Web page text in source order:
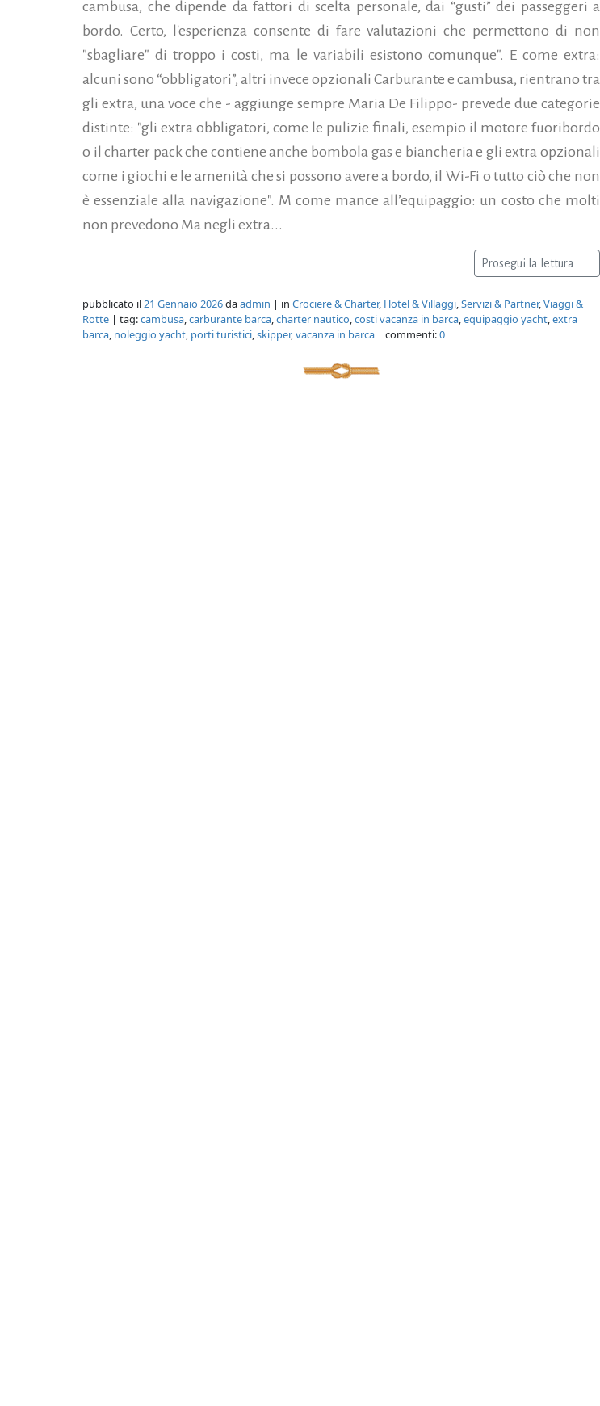
cambusa, che dipende da fattori di scelta personale, dai “gusti” dei passeggeri a
bordo. Certo, l'esperienza consente di fare valutazioni che permettono di non
"sbagliare" di troppo i costi, ma le variabili esistono comunque". E come extra:
alcuni sono “obbligatori”, altri invece opzionali Carburante e cambusa, rientrano tra
gli extra, una voce che - aggiunge sempre Maria De Filippo- prevede due categorie
distinte: "gli extra obbligatori, come le pulizie finali, esempio il motore fuoribordo
o il charter pack che contiene anche bombola gas e biancheria e gli extra opzionali
come i giochi e le amenità che si possono avere a bordo, il Wi-Fi o tutto ciò che non
è essenziale alla navigazione". M come mance all’equipaggio: un costo che molti
non prevedono Ma negli extra...
Prosegui la lettura
pubblicato il21 Gennaio 2026daadmin | in Crociere & Charter, Hotel & Villaggi,Servizi & Partner,Viaggi &
Rotte | tag:cambusa,carburante barca,charter nautico,costi vacanza in barca,equipaggio yacht,extra
barca, noleggio yacht, porti turistici,skipper,vacanza in barca | commenti:0